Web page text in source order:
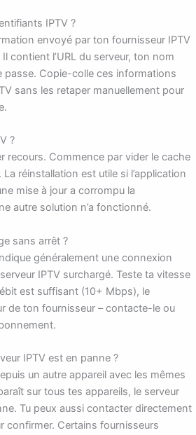
IPTV ?
envoyé par ton fournisseur IPTV
contient l’URL du serveur, ton nom
passe. Copie-colle ces informations
sans les retaper manuellement pour
?
recours. Commence par vider le cache
réinstallation est utile si l’application
mise à jour a corrompu la
autre solution n’a fonctionné.
sans arrêt ?
généralement une connexion
IPTV surchargé. Teste ta vitesse
est suffisant (10+ Mbps), le
de ton fournisseur – contacte-le ou
IPTV est en panne ?
un autre appareil avec les mêmes
sur tous tes appareils, le serveur
Tu peux aussi contacter directement
confirmer. Certains fournisseurs